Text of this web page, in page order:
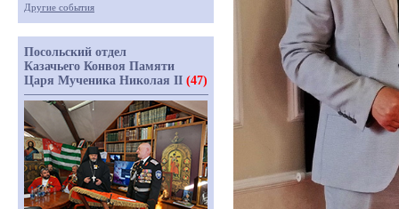
Другие события
Посольский отдел
Казачьего Конвоя Памяти
Царя Мученика Николая II (47)